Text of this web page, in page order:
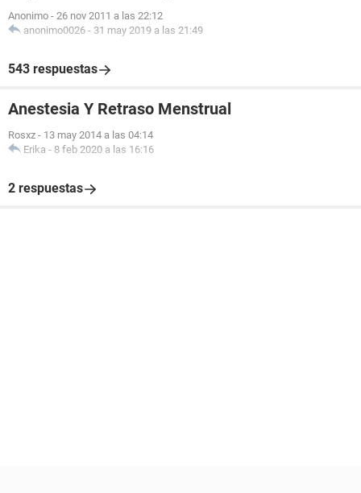
Anonimo - 26 nov 2011 a las 22:12
anonimo0026 - 31 may 2019 a las 21:49
543 respuestas
Anestesia Y Retraso Menstrual
Rosxz - 13 may 2014 a las 04:14
Erika - 8 feb 2020 a las 16:16
2 respuestas